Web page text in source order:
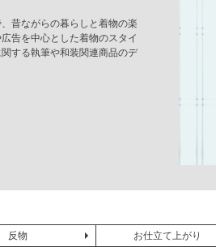
昔ながらの暮らしと着物の楽
告を中心とした着物のスタイ
する執筆や和装関連商品のデ
反物 お仕立て上がり